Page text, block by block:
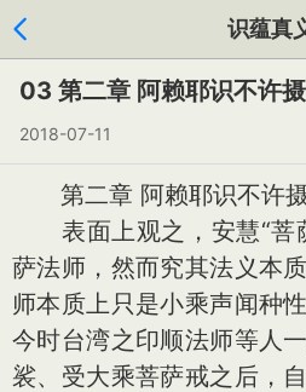
识蕴真
03 第二章 阿赖耶识不许
2018-07-11
第二章 阿赖耶识不许摄
表面上观之，安慧“菩
萨法师，然而究其法义本
师本质上只是小乘声闻种
今时台湾之印顺法师等人
裟、受大乘菩萨戒之后，